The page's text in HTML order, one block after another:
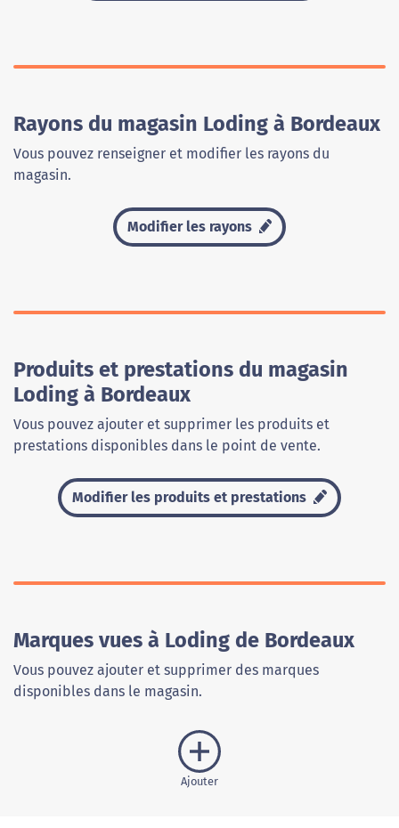
Rayons du magasin Loding à Bordeaux
Vous pouvez renseigner et modifier les rayons du
magasin.
Modifier les rayons
Produits et prestations du magasin
Loding à Bordeaux
Vous pouvez ajouter et supprimer les produits et
prestations disponibles dans le point de vente.
Modifier les produits et prestations
Marques vues à Loding de Bordeaux
Vous pouvez ajouter et supprimer des marques
disponibles dans le magasin.
Ajouter